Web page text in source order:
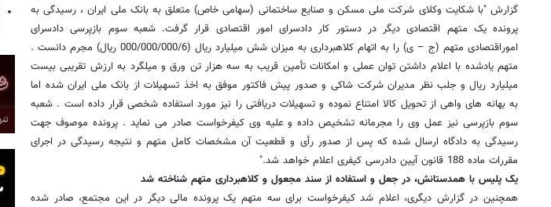
گزارش "با شکایت وکلای شرکت ملی مسکن و صنایع ساختمانی (سهامی خاص) متعلق به بانک ملی ایران ، رسیدگی به
پرونده یک متهم اقتصادی دیگر در دستور کار دادسرای امور اقتصادی قرار گرفت. شعبه سوم بازپرسی دادسرای
اموراقتصادی متهم (ج – ی) را به اتهام کلاهبرداری به میزان شش میلیارد ریال (000/000/000/6 ریال) مجرم دانست .
متهم یادشده با اعلام داشتن توان عملی و امکانات تأمین قریب به سه هزار تن ورق و میلگرد به ارزش تقریبی بیست
میلیارد ریال و جلب نظر مدیران شرکت شاکی و صدور پیش فاکتور موفق به اخذ تسهیلات از بانک ملی ایران شده اما
به بهانه های واهی از تحویل کالا امتناع نموده و تسهیلات دریافتی را نیز مورد استفاده شخصی قرار داده است . شعبه
سوم بازپرسی نیز عمل وی را مجرمانه تشخیص داده و علیه وی کیفرخواست صادر می نماید . پرونده موصوف جهت
رسیدگی به دادگاه ارسال شده که پس از صدور رأی و قطعیت آن مشخصات کامل متهم و نتیجه رسیدگی در اجرای
مقررات ماده 188 قانون آیین دادرسی کیفری اعلام خواهد شد."
یک پلیس با همدستانش، در جعل و استفاده از سند مجعول و کلاهبرداری متهم شناخته شد
همچنین در گزارش دیگری، اعلام شد کیفرخواست برای سه متهم یک پرونده مالی دیگر در این مجتمع، صادر شده